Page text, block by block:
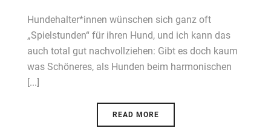
Hundehalter*innen wünschen sich ganz oft
„Spielstunden“ für ihren Hund, und ich kann das
auch total gut nachvollziehen: Gibt es doch kaum
was Schöneres, als Hunden beim harmonischen
[...]
READ MORE